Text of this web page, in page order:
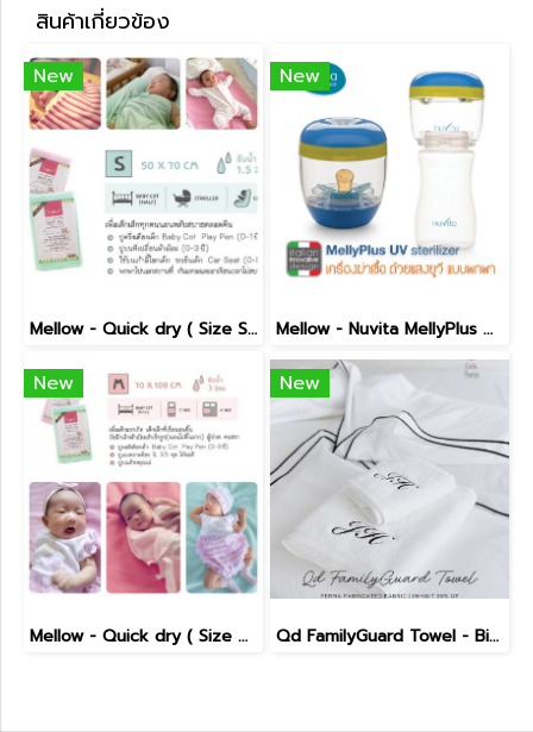
สินค้าเกี่ยวข้อง
New
Mellow - Quick dry ( Size S )
New
Mellow - Nuvita MellyPlus UV Sterillizer
New
Mellow - Quick dry ( Size M )
New
Qd FamilyGuard Towel - Big Size 70x140cm